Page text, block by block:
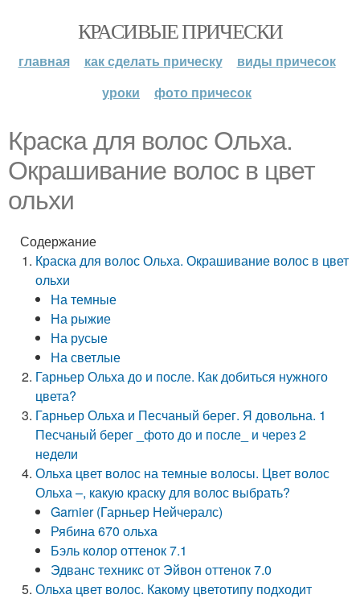
КРАСИВЫЕ ПРИЧЕСКИ
главная как сделать прическу
виды причесок
уроки
фото причесок
Краска для волос Ольха.
Окрашивание волос в цвет
ольхи
Содержание
Краска для волос Ольха. Окрашивание волос в цвет
ольхи
На темные
На рыжие
На русые
На светлые
Гарньер Ольха до и после. Как добиться нужного
цвета?
Гарньер Ольха и Песчаный берег. Я довольна. 1
Песчаный берег _фото до и после_ и через 2
недели
Ольха цвет волос на темные волосы. Цвет волос
Ольха –, какую краску для волос выбрать?
Garnier (Гарньер Нейчералс)
Рябина 670 ольха
Бэль колор оттенок 7.1
Эдванс техникс от Эйвон оттенок 7.0
Ольха цвет волос. Какому цветотипу подходит